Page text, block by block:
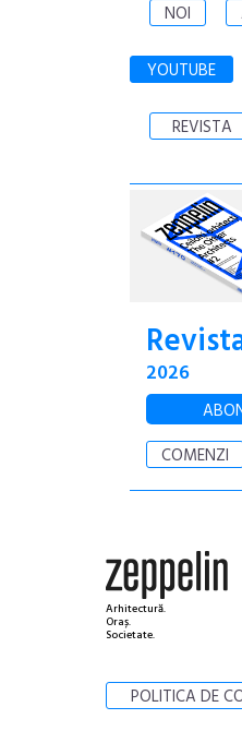
NOI
YOUTUBE
REVISTA
2026
COMENZI
Arhitectură.
Oraș.
Societate.
POLITICA DE